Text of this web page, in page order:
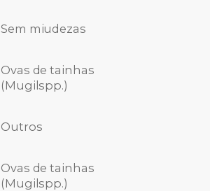
Sem miudezas
Ovas de tainhas
(Mugilspp.)
Outros
Ovas de tainhas
(Mugilspp.)